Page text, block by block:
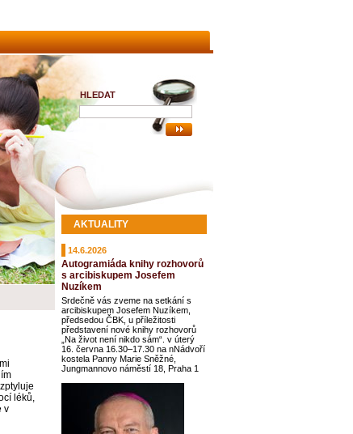
léků,
v
AKTUALITY
14.6.2026
Autogramiáda knihy rozhovorů
s arcibiskupem Josefem
Nuzíkem
Srdečně vás zveme na setkání s
arcibiskupem Josefem Nuzíkem,
předsedou ČBK, u příležitosti
představení nové knihy rozhovorů
„Na život není nikdo sám“. v úterý
16. června 16.30–17.30 na nNádvoří
kostela Panny Marie Sněžné,
Jungmannovo náměstí 18, Praha 1
HLEDAT